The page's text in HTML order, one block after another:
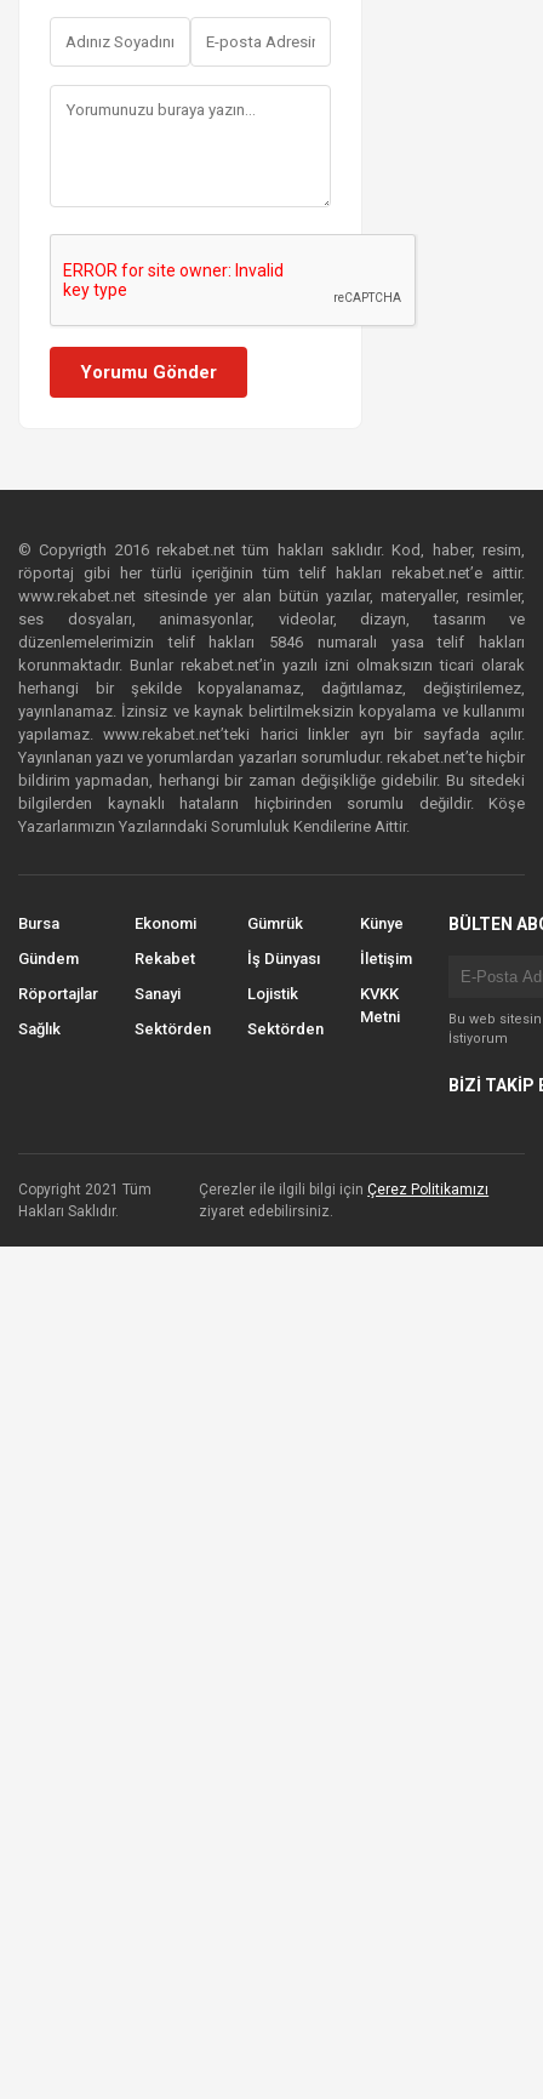
Yorumu Gönder
© Copyrigth 2016 rekabet.net tüm hakları saklıdır. Kod, haber, resim,
röportaj gibi her türlü içeriğinin tüm telif hakları rekabet.net’e aittir.
www.rekabet.net sitesinde yer alan bütün yazılar, materyaller, resimler,
ses dosyaları, animasyonlar, videolar, dizayn, tasarım ve
düzenlemelerimizin telif hakları 5846 numaralı yasa telif hakları
korunmaktadır. Bunlar rekabet.net’in yazılı izni olmaksızın ticari olarak
herhangi bir şekilde kopyalanamaz, dağıtılamaz, değiştirilemez,
yayınlanamaz. İzinsiz ve kaynak belirtilmeksizin kopyalama ve kullanımı
yapılamaz. www.rekabet.net’teki harici linkler ayrı bir sayfada açılır.
Yayınlanan yazı ve yorumlardan yazarları sorumludur. rekabet.net’te hiçbir
bildirim yapmadan, herhangi bir zaman değişikliğe gidebilir. Bu sitedeki
bilgilerden kaynaklı hataların hiçbirinden sorumlu değildir. Köşe
Yazarlarımızın Yazılarındaki Sorumluluk Kendilerine Aittir.
Bursa
Gündem
Röportajlar
Sağlık
Ekonomi
Rekabet
Sanayi
Sektörden
Gümrük
İş Dünyası
Lojistik
Sektörden
Künye
İletişim
KVKK
Metni
BÜLTEN
Bu web
İstiyorum
BİZİ TAKİP
Copyright 2021 Tüm
Hakları Saklıdır.
Çerezler ile ilgili bilgi içinÇerez Politikamızı
ziyaret edebilirsiniz.